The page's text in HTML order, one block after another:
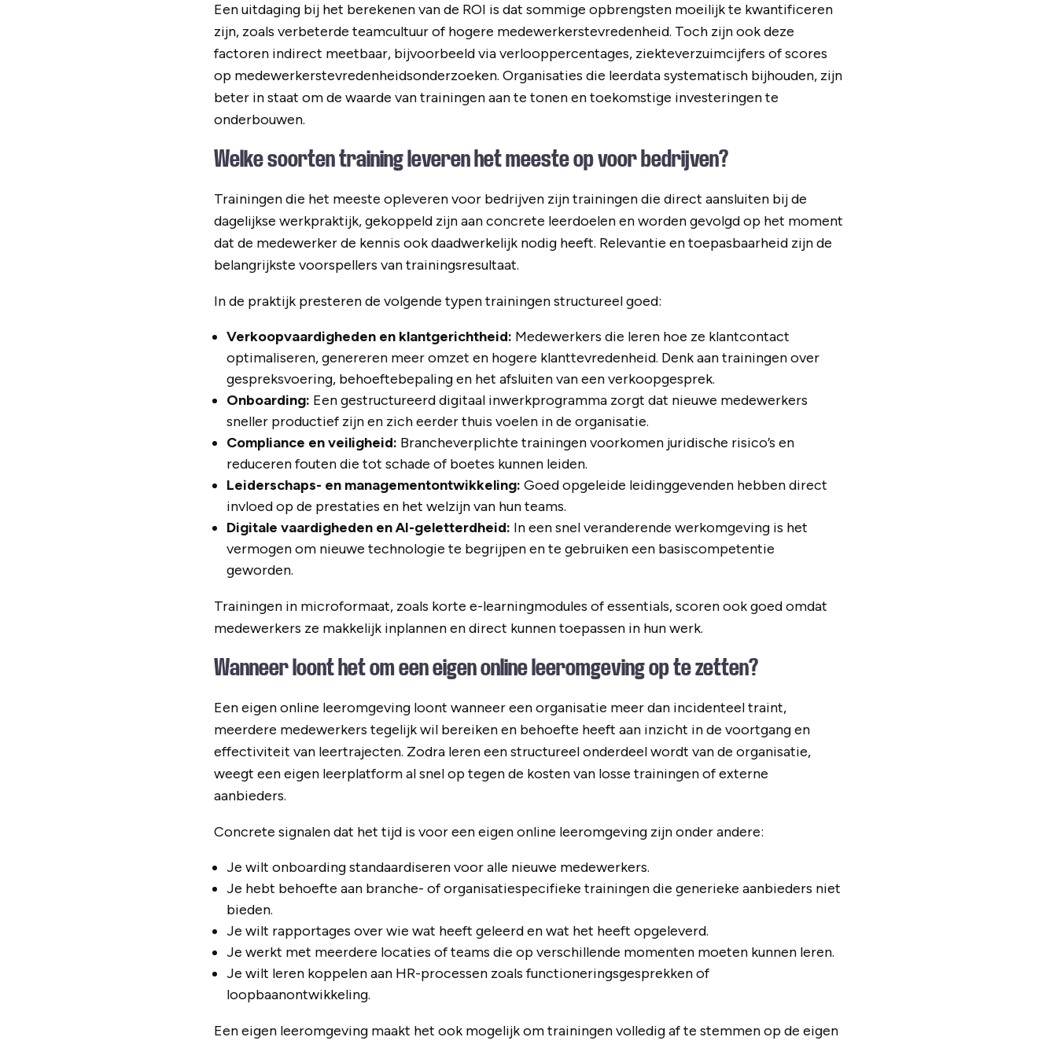
Een uitdaging bij het berekenen van de ROI is dat sommige opbrengsten moeilijk te kwantificeren
zijn, zoals verbeterde teamcultuur of hogere medewerkerstevredenheid. Toch zijn ook deze
factoren indirect meetbaar, bijvoorbeeld via verlooppercentages, ziekteverzuimcijfers of scores
op medewerkerstevredenheidsonderzoeken. Organisaties die leerdata systematisch bijhouden, zijn
beter in staat om de waarde van trainingen aan te tonen en toekomstige investeringen te
onderbouwen.
Welke soorten training leveren het meeste op voor bedrijven?
Trainingen die het meeste opleveren voor bedrijven zijn trainingen die direct aansluiten bij de
dagelijkse werkpraktijk, gekoppeld zijn aan concrete leerdoelen en worden gevolgd op het moment
dat de medewerker de kennis ook daadwerkelijk nodig heeft. Relevantie en toepasbaarheid zijn de
belangrijkste voorspellers van trainingsresultaat.
In de praktijk presteren de volgende typen trainingen structureel goed:
Verkoopvaardigheden en klantgerichtheid: Medewerkers die leren hoe ze klantcontact
optimaliseren, genereren meer omzet en hogere klanttevredenheid. Denk aan trainingen over
gespreksvoering, behoeftebepaling en het afsluiten van een verkoopgesprek.
Onboarding: Een gestructureerd digitaal inwerkprogramma zorgt dat nieuwe medewerkers
sneller productief zijn en zich eerder thuis voelen in de organisatie.
Compliance en veiligheid: Brancheverplichte trainingen voorkomen juridische risico’s en
reduceren fouten die tot schade of boetes kunnen leiden.
Leiderschaps- en managementontwikkeling: Goed opgeleide leidinggevenden hebben direct
invloed op de prestaties en het welzijn van hun teams.
Digitale vaardigheden en AI-geletterdheid: In een snel veranderende werkomgeving is het
vermogen om nieuwe technologie te begrijpen en te gebruiken een basiscompetentie
geworden.
Trainingen in microformaat, zoals korte e-learningmodules of essentials, scoren ook goed omdat
medewerkers ze makkelijk inplannen en direct kunnen toepassen in hun werk.
Wanneer loont het om een eigen online leeromgeving op te zetten?
Een eigen online leeromgeving loont wanneer een organisatie meer dan incidenteel traint,
meerdere medewerkers tegelijk wil bereiken en behoefte heeft aan inzicht in de voortgang en
effectiviteit van leertrajecten. Zodra leren een structureel onderdeel wordt van de organisatie,
weegt een eigen leerplatform al snel op tegen de kosten van losse trainingen of externe
aanbieders.
Concrete signalen dat het tijd is voor een eigen online leeromgeving zijn onder andere:
Je wilt onboarding standaardiseren voor alle nieuwe medewerkers.
Je hebt behoefte aan branche- of organisatiespecifieke trainingen die generieke aanbieders niet
bieden.
Je wilt rapportages over wie wat heeft geleerd en wat het heeft opgeleverd.
Je werkt met meerdere locaties of teams die op verschillende momenten moeten kunnen leren.
Je wilt leren koppelen aan HR-processen zoals functioneringsgesprekken of
loopbaanontwikkeling.
Een eigen leeromgeving maakt het ook mogelijk om trainingen volledig af te stemmen op de eigen